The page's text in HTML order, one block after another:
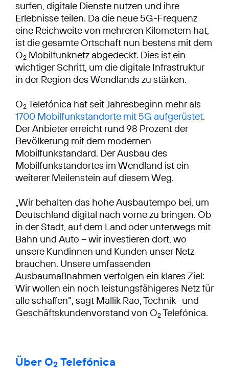
surfen, digitale Dienste nutzen und ihre
Erlebnisse teilen. Da die neue 5G-Frequenz
eine Reichweite von mehreren Kilometern hat,
ist die gesamte Ortschaft nun bestens mit dem
O2 Mobilfunknetz abgedeckt. Dies ist ein
wichtiger Schritt, um die digitale Infrastruktur
in der Region des Wendlands zu stärken.
O2Telefónica hat seit Jahresbeginn mehr als
1700 Mobilfunkstandorte mit 5G aufgerüstet.
Der Anbieter erreicht rund 98 Prozent der
Bevölkerung mit dem modernen
Mobilfunkstandard. Der Ausbau des
Mobilfunkstandortes im Wendland ist ein
weiterer Meilenstein auf diesem Weg.
„Wir behalten das hohe Ausbautempo bei, um
Deutschland digital nach vorne zu bringen. Ob
in der Stadt, auf dem Land oder unterwegs mit
Bahn und Auto – wir investieren dort, wo
unsere Kundinnen und Kunden unser Netz
brauchen. Unsere umfassenden
Ausbaumaßnahmen verfolgen ein klares Ziel:
Wir wollen ein noch leistungsfähigeres Netz für
alle schaffen“, sagt Mallik Rao, Technik- und
Geschäftskundenvorstand von O2Telefónica.
Über O2 Telefónica